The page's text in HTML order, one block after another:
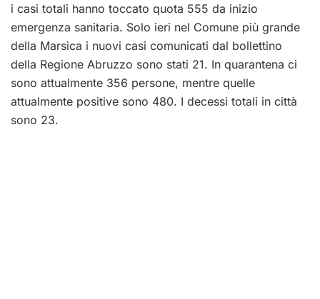
i casi totali hanno toccato quota 555 da inizio
emergenza sanitaria. Solo ieri nel Comune più grande
della Marsica i nuovi casi comunicati dal bollettino
della Regione Abruzzo sono stati 21. In quarantena ci
sono attualmente 356 persone, mentre quelle
attualmente positive sono 480. I decessi totali in città
sono 23.